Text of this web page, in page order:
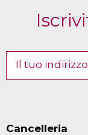
Cancelleria